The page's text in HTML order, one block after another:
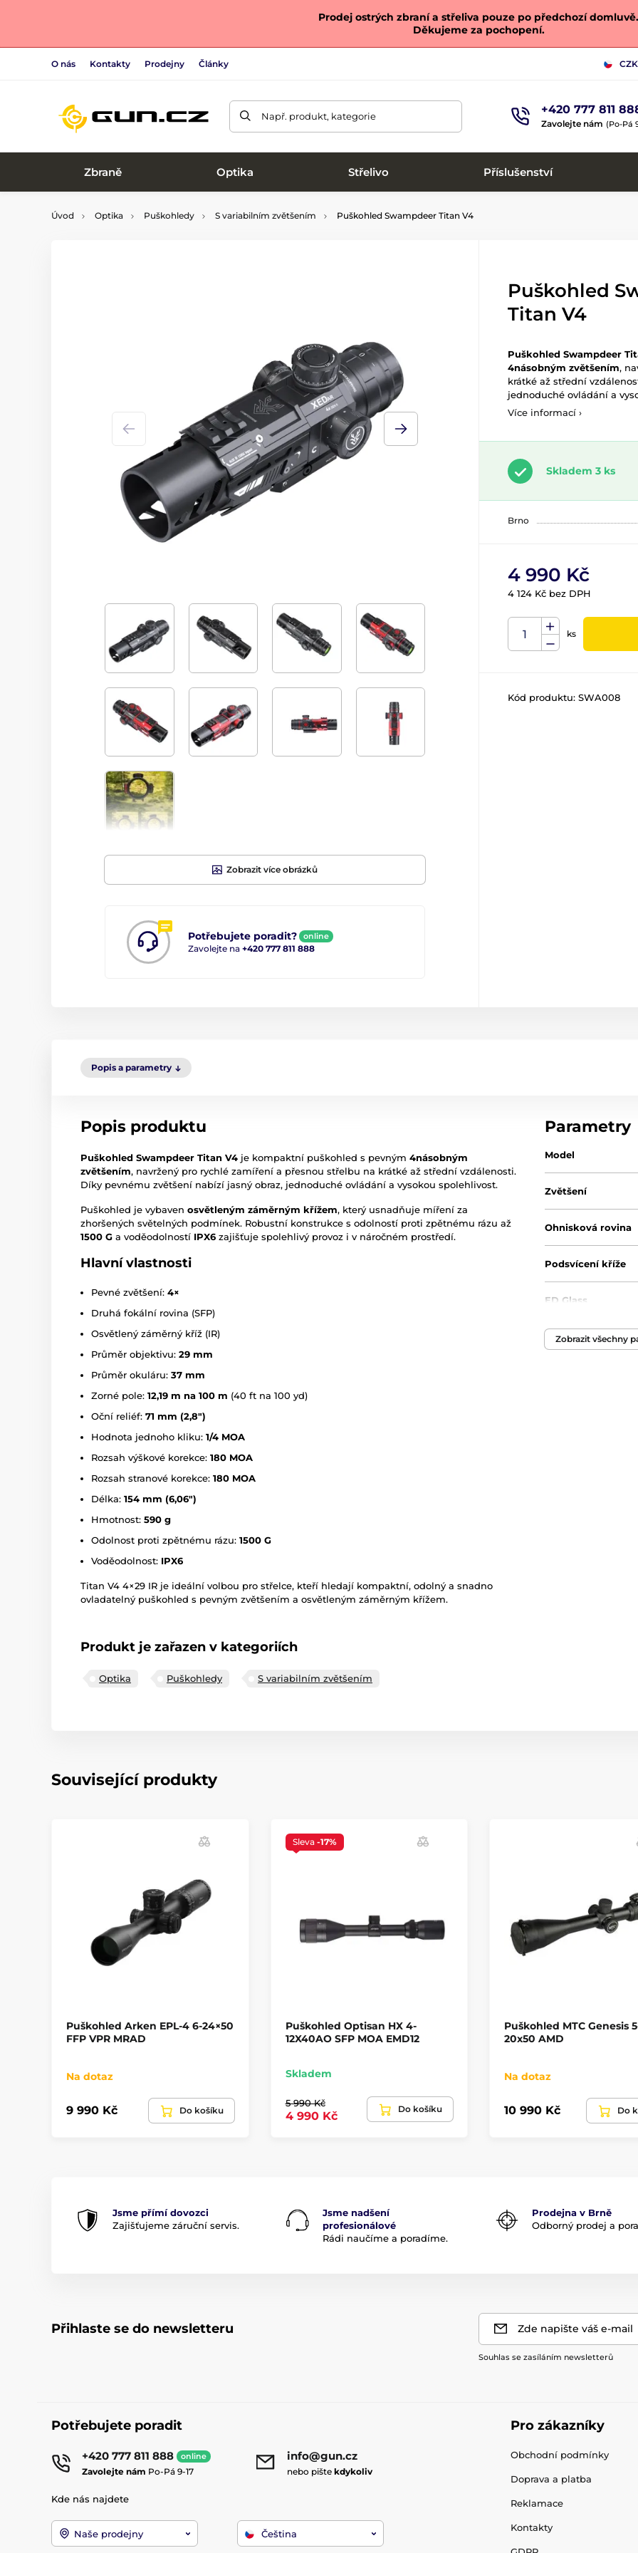
Prodej ostrých zbraní a střeliva pouze po předchozí domluvě.
Děkujeme za pochopení.
O nás Kontakty Prodejny Články CZK
Např. produkt, kategorie +420 777 811
Zavolejte nám (Po-Pá
Zbraně Optika Střelivo Příslušenství
Úvod Optika Puškohledy S variabilním zvětšením Puškohled Swampdeer Titan V4
Zobrazit více obrázků
Potřebujete poradit? online
Zavolejte na +420 777 811 888
Puškohled
Titan V4
Puškohled Swampdeer
4násobným zvětšením,
krátké až střední
jednoduché ovládání a
Více informací ›
Skladem 3 ks
Brno
4 990 Kč
4 124 Kč bez DPH
ks
Kód produktu: SWA008
Popis a parametry
Popis produktu
Puškohled Swampdeer Titan V4 je kompaktní puškohled s pevným 4násobným
zvětšením, navržený pro rychlé zamíření a přesnou střelbu na krátké až střední vzdálenosti.
Díky pevnému zvětšení nabízí jasný obraz, jednoduché ovládání a vysokou spolehlivost.
Puškohled je vybaven osvětleným záměrným křížem, který usnadňuje míření za
zhoršených světelných podmínek. Robustní konstrukce s odolností proti zpětnému rázu až
1500 G a voděodolností IPX6 zajišťuje spolehlivý provoz i v náročném prostředí.
Hlavní vlastnosti
Pevné zvětšení: 4×
Druhá fokální rovina (SFP)
Osvětlený záměrný kříž (IR)
Průměr objektivu: 29 mm
Průměr okuláru: 37 mm
Zorné pole: 12,19 m na 100 m (40 ft na 100 yd)
Oční reliéf: 71 mm (2,8")
Hodnota jednoho kliku: 1/4 MOA
Rozsah výškové korekce: 180 MOA
Rozsah stranové korekce: 180 MOA
Délka: 154 mm (6,06")
Hmotnost: 590 g
Odolnost proti zpětnému rázu: 1500 G
Voděodolnost: IPX6
Titan V4 4×29 IR je ideální volbou pro střelce, kteří hledají kompaktní, odolný a snadno
ovladatelný puškohled s pevným zvětšením a osvětleným záměrným křížem.
Produkt je zařazen v kategoriích
Optika Puškohledy S variabilním zvětšením
Parametry
Model
Zvětšení
Ohnisková rovina
Podsvícení kříže
ED Glass
Dioptrická
Zobrazit všechny
Související produkty
Puškohled Arken EPL-4 6-24×50
FFP VPR MRAD
Na dotaz
9 990 Kč Do košíku
Sleva -17%
Puškohled Optisan HX 4-
12X40AO SFP MOA EMD12
Skladem
5 990 Kč
4 990 Kč
Do košíku
Puškohled MTC Genesis
20x50 AMD
Na dotaz
10 990 Kč Do
Jsme přímí dovozci
Zajišťujeme záruční servis.
Jsme nadšení
profesionálové
Rádi naučíme a poradíme.
Prodejna v Brně
Odborný prodej a
Přihlaste se do newsletteru Zde napište váš e-mail
Souhlas se zasíláním newsletterů
Potřebujete poradit
+420 777 811 888 online
Zavolejte nám Po-Pá 9-17
info@gun.cz
nebo pište kdykoliv
Kde nás najdete
Naše prodejny Čeština
Pro zákazníky
Obchodní podmínky
Doprava a platba
Reklamace
Kontakty